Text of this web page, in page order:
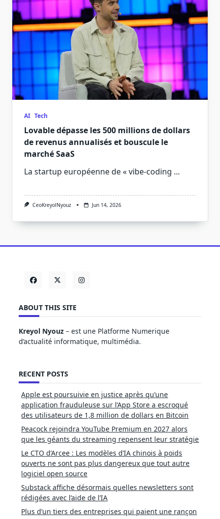
AI Tech
Lovable dépasse les 500 millions de dollars
de revenus annualisés et bouscule le
marché SaaS
La startup européenne de « vibe-coding ...
CeoKreyolNyouz Jun 14, 2026
ABOUT THIS SITE
Kreyol Nyouz – est une Platforme Numerique
d’actualité informatique, multimédia.
RECENT POSTS
Apple est poursuivie en justice après qu’une
application frauduleuse sur l’App Store a escroqué
des utilisateurs de 1,8 million de dollars en Bitcoin
Peacock rejoindra YouTube Premium en 2027 alors
que les géants du streaming repensent leur stratégie
Le CTO d’Arcee : Les modèles d’IA chinois à poids
ouverts ne sont pas plus dangereux que tout autre
logiciel open source
Substack affiche désormais quelles newsletters sont
rédigées avec l’aide de l’IA
Plus d’un tiers des entreprises qui paient une rançon